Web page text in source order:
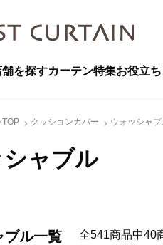
舗を探すカーテン特集お役立
TOP クッションカバー ウォッシャ
ャブル
ブル一覧 全541商品中40